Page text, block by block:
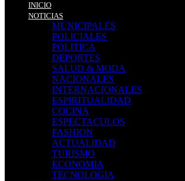
INICIO
NOTICIAS
MUNICIPALES
POLICIALES
POLITICA
DEPORTES
SALUD & MODA
NACIONALES
INTERNACIONALES
ESPIRITUALIDAD
COCINA
ESPECTACULOS
FASHION
ACTUALIDAD
TURISMO
ECONOMIA
TECNOLOGIA